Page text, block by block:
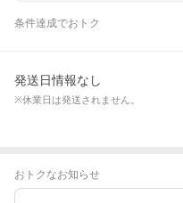
条件達成でおトク
発送日情報なし
※休業日は発送されません。
おトクなお知らせ